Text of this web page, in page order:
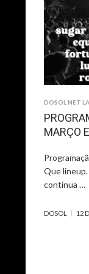
DOSOL NET
MARÇO
Que lineup.
contínua …
DOSOL 12